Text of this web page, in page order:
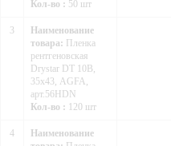
Кол-во : 50 шт
3
Наименование
товара: Пленка
рентгеновская
Drystar DT 10B,
35х43, AGFA,
арт.56HDN
Кол-во : 120 шт
4
Наименование